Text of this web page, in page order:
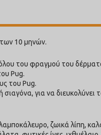
10 μηνών.
του φραγμού του
Pug.
του Pug.
σιαγόνα, για να
ζωικά λίπη,